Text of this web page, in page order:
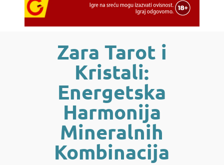
Zara Tarot i
Kristali:
Energetska
Harmonija
Mineralnih
Kombinacija